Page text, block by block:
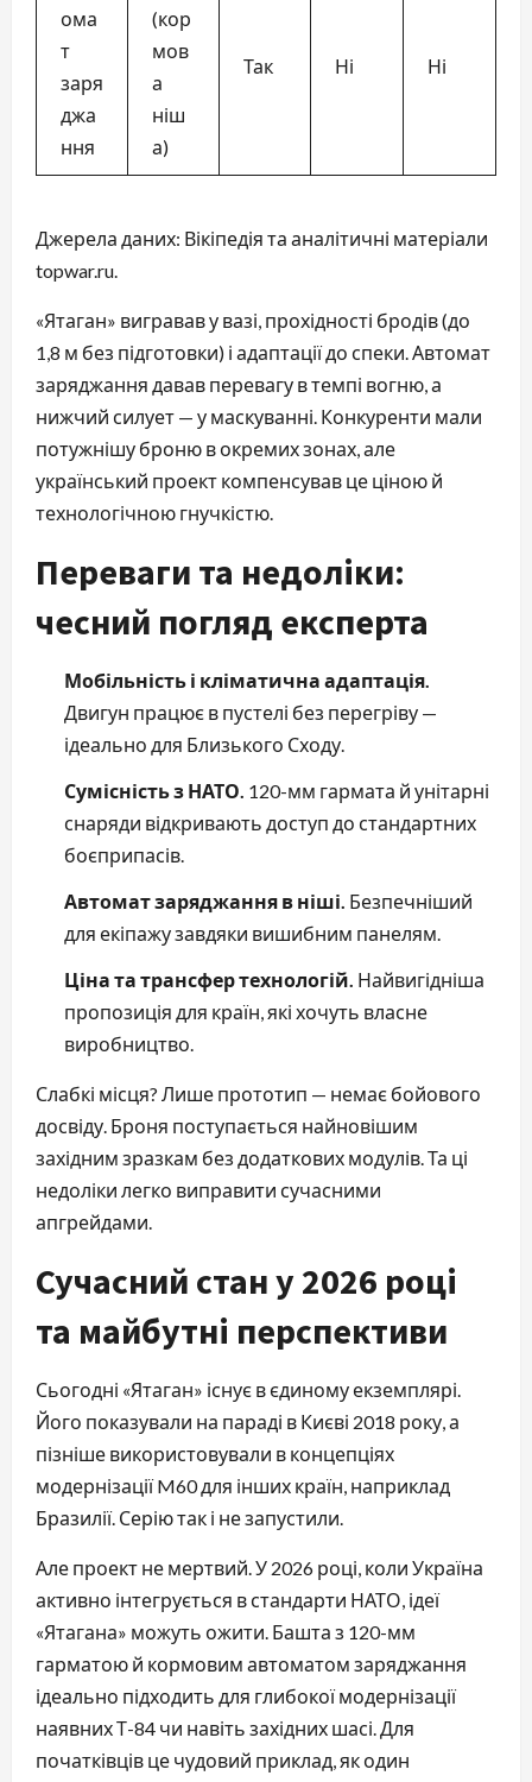
ома
т
заря
джа
ння
(кор
мов
а
ніш
а)
Так Ні Ні
Джерела даних: Вікіпедія та аналітичні матеріали
topwar.ru.
«Ятаган» вигравав у вазі, прохідності бродів (до
1,8 м без підготовки) і адаптації до спеки. Автомат
заряджання давав перевагу в темпі вогню, а
нижчий силует — у маскуванні. Конкуренти мали
потужнішу броню в окремих зонах, але
український проект компенсував це ціною й
технологічною гнучкістю.
Переваги та недоліки:
чесний погляд експерта
Мобільність і кліматична адаптація.
Двигун працює в пустелі без перегріву —
ідеально для Близького Сходу.
Сумісність з НАТО. 120-мм гармата й унітарні
снаряди відкривають доступ до стандартних
боєприпасів.
Автомат заряджання в ніші. Безпечніший
для екіпажу завдяки вишибним панелям.
Ціна та трансфер технологій. Найвигідніша
пропозиція для країн, які хочуть власне
виробництво.
Слабкі місця? Лише прототип — немає бойового
досвіду. Броня поступається найновішим
західним зразкам без додаткових модулів. Та ці
недоліки легко виправити сучасними
апгрейдами.
Сучасний стан у 2026 році
та майбутні перспективи
Сьогодні «Ятаган» існує в єдиному екземплярі.
Його показували на параді в Києві 2018 року, а
пізніше використовували в концепціях
модернізації M60 для інших країн, наприклад
Бразилії. Серію так і не запустили.
Але проект не мертвий. У 2026 році, коли Україна
активно інтегрується в стандарти НАТО, ідеї
«Ятагана» можуть ожити. Башта з 120-мм
гарматою й кормовим автоматом заряджання
ідеально підходить для глибокої модернізації
наявних Т-84 чи навіть західних шасі. Для
початківців це чудовий приклад, як один